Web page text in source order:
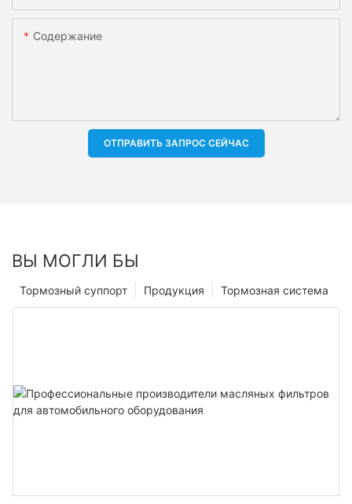
Содержание
ОТПРАВИТЬ ЗАПРОС СЕЙЧАС
ВЫ МОГЛИ БЫ
Тормозная система
Продукция
Тормозный суппорт